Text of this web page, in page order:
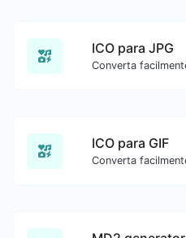
ICO para JPG
ICO para GIF